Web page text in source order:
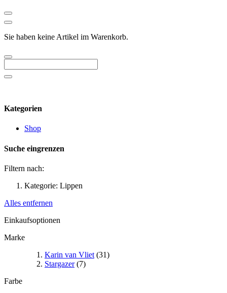
Sie haben keine Artikel im Warenkorb.
Kategorien
Shop
Suche eingrenzen
Filtern nach:
Kategorie: Lippen
Alles entfernen
Einkaufsoptionen
Marke
Karin van Vliet (31)
Stargazer(7)
Farbe